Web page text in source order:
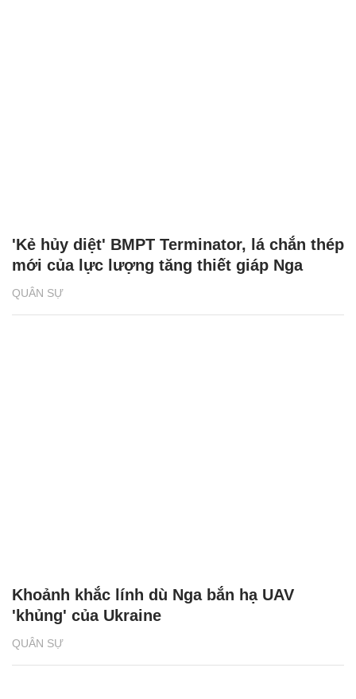
QUÂN SỰ
'Kẻ hủy diệt' BMPT Terminator, lá chắn thép
mới của lực lượng tăng thiết giáp Nga
QUÂN SỰ
Khoảnh khắc lính dù Nga bắn hạ UAV
'khủng' của Ukraine